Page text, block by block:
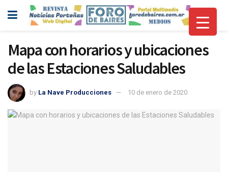
Mapa con horarios y ubicaciones
de las Estaciones Saludables
by La Nave Producciones 10 de enero de 2020